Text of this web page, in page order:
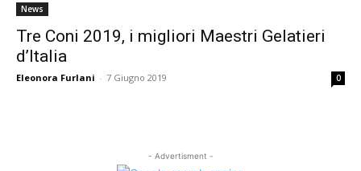
News
Tre Coni 2019, i migliori Maestri Gelatieri
d’Italia
Eleonora Furlani - 7 Giugno 2019 0
- Advertisment -